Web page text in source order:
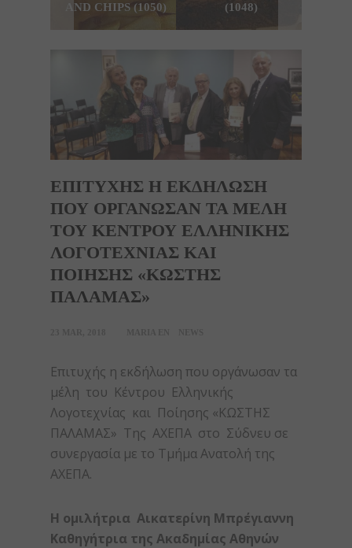
AND CHIPS (1050)
(1048)
ΕΠΙΤΥΧΗΣ Η ΕΚΔΗΛΩΣΗ
ΠΟΥ ΟΡΓΑΝΩΣΑΝ ΤΑ ΜΕΛΗ
ΤΟΥ ΚΕΝΤΡΟΥ ΕΛΛΗΝΙΚΗΣ
ΛΟΓΟΤΕΧΝΙΑΣ ΚΑΙ
ΠΟΙΗΣΗΣ «ΚΩΣΤΗΣ
ΠΑΛΑΜΑΣ»
Επιτυχής η εκδήλωση που οργάνωσαν τα
μέλη του Κέντρου Ελληνικής
Λογοτεχνίας και Ποίησης «ΚΩΣΤΗΣ
ΠΑΛΑΜΑΣ» Της ΑΧΕΠΑ στο Σύδνευ σε
συνεργασία με το Τμήμα Ανατολή της
ΑΧΕΠΑ.
Η ομιλήτρια Αικατερίνη Μπρέγιαννη
Καθηγήτρια της Ακαδημίας Αθηνών